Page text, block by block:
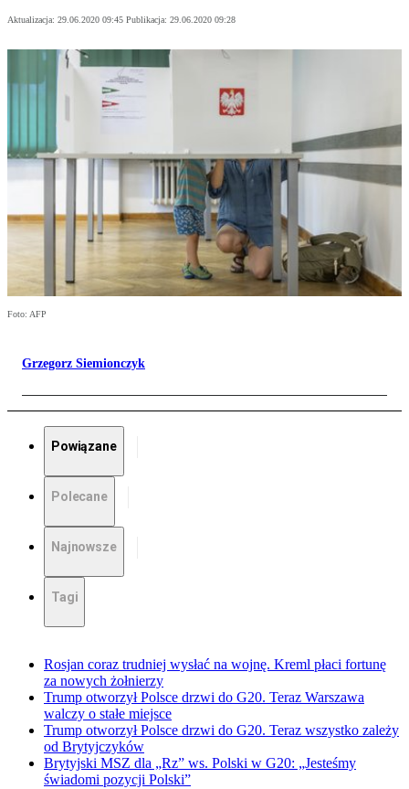
Aktualizacja: 29.06.2020 09:45 Publikacja: 29.06.2020 09:28
Foto: AFP
Grzegorz Siemionczyk
Powiązane
Polecane
Najnowsze
Tagi
Rosjan coraz trudniej wysłać na wojnę. Kreml płaci fortunę
za nowych żołnierzy
Trump otworzył Polsce drzwi do G20. Teraz Warszawa
walczy o stałe miejsce
Trump otworzył Polsce drzwi do G20. Teraz wszystko zależy
od Brytyjczyków
Brytyjski MSZ dla „Rz” ws. Polski w G20: „Jesteśmy
świadomi pozycji Polski”